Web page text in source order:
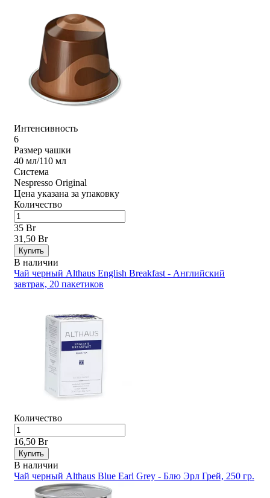
Интенсивность
6
Размер чашки
40 мл/110 мл
Система
Nespresso Original
Цена указана за упаковку
Количество
35 Br
31,50 Br
Купить
В наличии
Чай черный Althaus English Breakfast - Английский
завтрак, 20 пакетиков
Количество
16,50 Br
Купить
В наличии
Чай черный Althaus Blue Earl Grey - Блю Эрл Грей, 250 гр.